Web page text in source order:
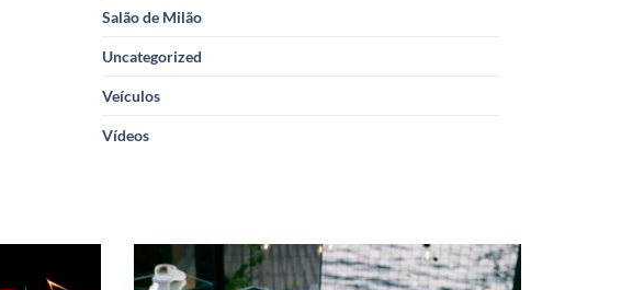
Salão de Milão
Uncategorized
Veículos
Vídeos